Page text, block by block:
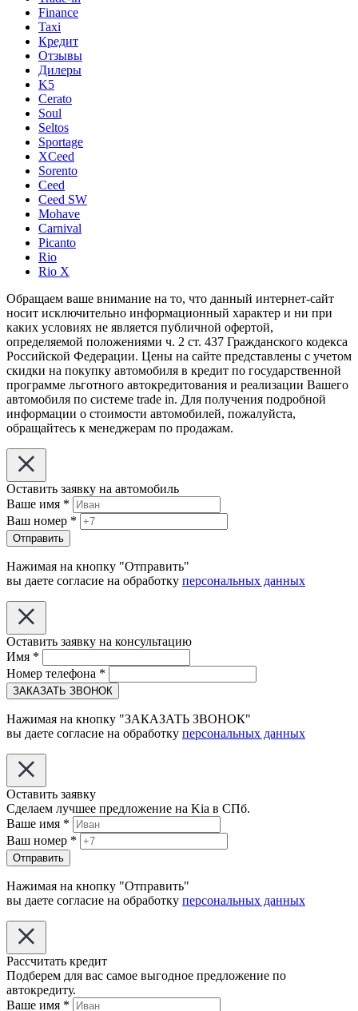
Finance
Taxi
Кредит
Отзывы
Дилеры
K5
Cerato
Soul
Seltos
Sportage
XCeed
Sorento
Ceed
Ceed SW
Mohave
Carnival
Picanto
Rio
Rio X
Обращаем ваше внимание на то, что данный интернет-сайт
носит исключительно информационный характер и ни при
каких условиях не является публичной офертой,
определяемой положениями ч. 2 ст. 437 Гражданского кодекса
Российской Федерации. Цены на сайте представлены с учетом
скидки на покупку автомобиля в кредит по государственной
программе льготного автокредитования и реализации Вашего
автомобиля по системе trade in. Для получения подробной
информации о стоимости автомобилей, пожалуйста,
обращайтесь к менеджерам по продажам.
Оставить заявку на автомобиль
Ваше имя *
Ваш номер *
Отправить
Нажимая на кнопку "Отправить"
вы даете согласие на обработку персональных данных
Оставить заявку на консультацию
Имя *
Номер телефона *
ЗАКАЗАТЬ ЗВОНОК
Нажимая на кнопку "ЗАКАЗАТЬ ЗВОНОК"
вы даете согласие на обработку персональных данных
Оставить заявку
Сделаем лучшее предложение на Kia в СПб.
Ваше имя *
Ваш номер *
Отправить
Нажимая на кнопку "Отправить"
вы даете согласие на обработку персональных данных
Рассчитать кредит
Подберем для вас самое выгодное предложение по
автокредиту.
Ваше имя *